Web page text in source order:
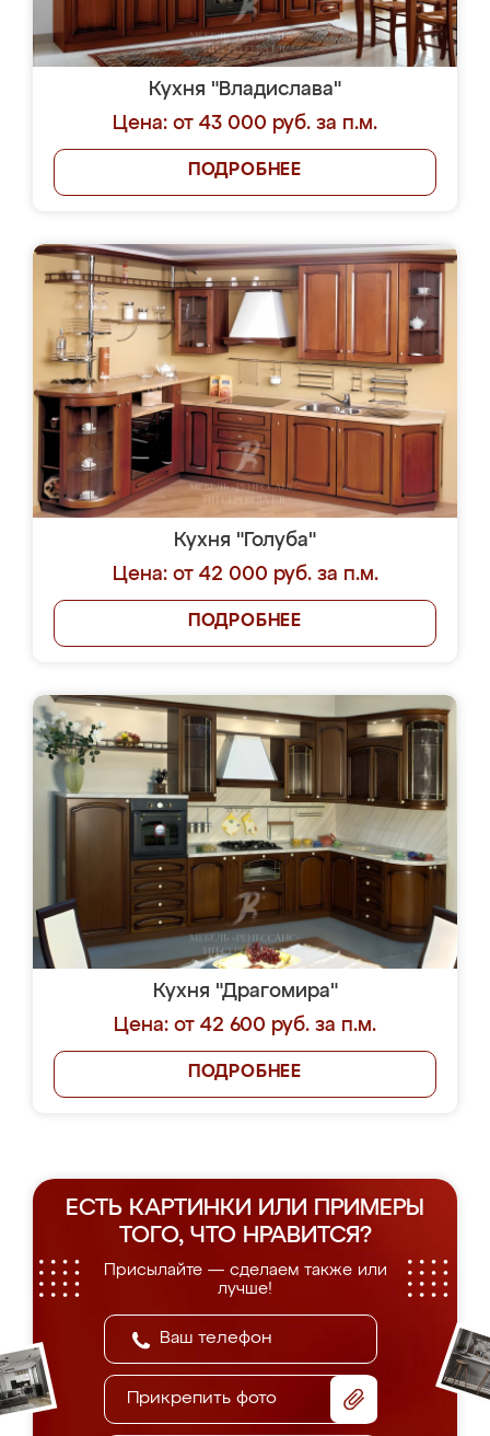
Кухня "Владислава"
Цена: от 43 000 руб. за п.м.
ПОДРОБНЕЕ
Кухня "Голуба"
Цена: от 42 000 руб. за п.м.
ПОДРОБНЕЕ
Кухня "Драгомира"
Цена: от 42 600 руб. за п.м.
ПОДРОБНЕЕ
ЕСТЬ КАРТИНКИ ИЛИ ПРИМЕРЫ
ТОГО, ЧТО НРАВИТСЯ?
Присылайте — сделаем также или
лучше!
Прикрепить фото